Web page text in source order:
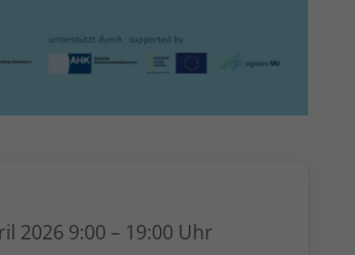
2026 9:00 – 19:00 Uhr